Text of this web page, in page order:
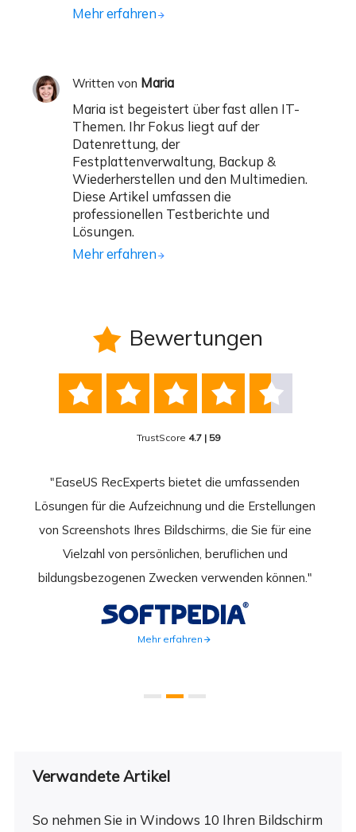
Mehr erfahren
Written von Maria
Maria ist begeistert über fast allen IT-
Themen. Ihr Fokus liegt auf der
Datenrettung, der
Festplattenverwaltung, Backup &
Wiederherstellen und den Multimedien.
Diese Artikel umfassen die
professionellen Testberichte und
Lösungen.
Mehr erfahren
 Bewertungen
    
TrustScore 4.7 | 59
"EaseUS RecExperts bietet die umfassenden
Lösungen für die Aufzeichnung und die Erstellungen
von Screenshots Ihres Bildschirms, die Sie für eine
Vielzahl von persönlichen, beruflichen und
bildungsbezogenen Zwecken verwenden können."
Mehr erfahren
Verwandete Artikel
So nehmen Sie in Windows 10 Ihren Bildschirm